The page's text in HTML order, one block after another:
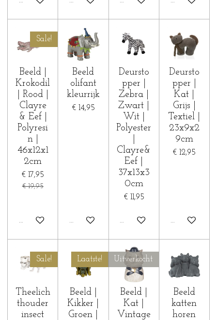
Sale!
Beeld |
Krokodil
| Rood |
Clayre
& Eef |
Polyresi
n |
46x12x1
2cm
€ 17,95
€ 19,95
In winkelwagen
Beeld
olifant
kleurrijk
€ 14,95
In winkelwagen
Deursto
pper |
Zebra |
Zwart |
Wit |
Polyester
Clayre&
Eef |
37x13x3
0cm
€ 11,95
In winkelwagen
Deursto
pper |
Kat |
Grijs |
Textiel |
23x9x2
9cm
€ 12,95
In
Sale!
Theelich
thouder
insect
Laatste!
Beeld |
Kikker |
Groen |
Uitverkocht
Beeld |
Kat |
Vintage
Beeld
katten
horen